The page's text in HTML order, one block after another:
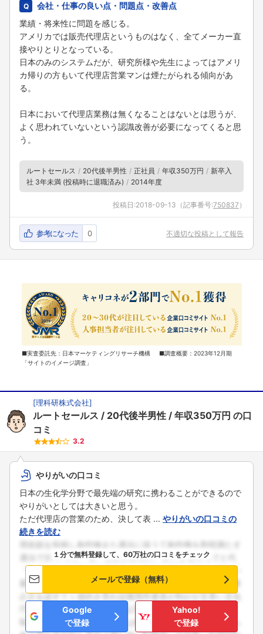
会社・仕事の良い点・問題点・改善点
業績・将来性に問題を感じる。
アメリカでは販売代理店というものはなく、全てメーカー直
接やりとりとなっている。
日本のみのシステムだが、研究所様や先生によってはアメリ
カ帰りの方もいて代理店営業マンは煙たがられる傾向があ
る。
日本において代理店業務は無くなることはないとは思うが、
よく思われていないという認識改善が必要になってくると思
う。
ルートセールス 20代後半男性 正社員 年収350万円
新卒入
社 3年未満 (投稿時に退職済み)
2014年度
投稿日:2018-09-13 （記事番号:750837 ）
参考になった 0 不適切な投稿として報告
■実査委託先：日本マーケティングリサーチ機構 ■調査概要：2023年12月期
「サイトのイメージ調査」
[理科研株式会社]
ルートセールス 20代後半男性 年収350万円 の口
コミ
3.2
やりがいの口コミ
日本の生化学分野で最先端の研究に携わることができるので
やりがいとしては大きいと思う。
ただ代理店の営業のため、決して表 ... やりがいの口コミの
続きを読む
１分で無料登録して、60万社の口コミをチェック
メールで登録（無料）
Google
で登録
Yahoo!
で登録